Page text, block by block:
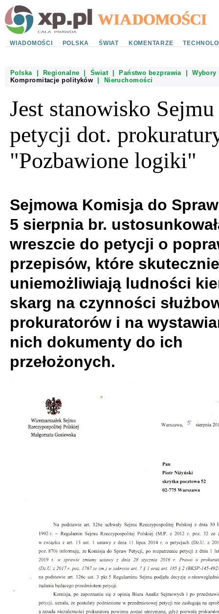
WIADOMOŚCI POLSKA ŚWIAT KOMENTARZE
Polska| Regionalne Świat| Państwo bezprawia|Wybory
Kompromitacje polityków
Nieruchomości
Jest stanowisko
petycji dot.
"Pozbawione logiki"
Sejmowa Komisja do
5 sierpnia br.
wreszcie do petycji o
przepisów, które skutecznie
uniemożliwiają ludności
skarg na czynności
prokuratorów i na
nich dokumenty do ich
przełożonych.